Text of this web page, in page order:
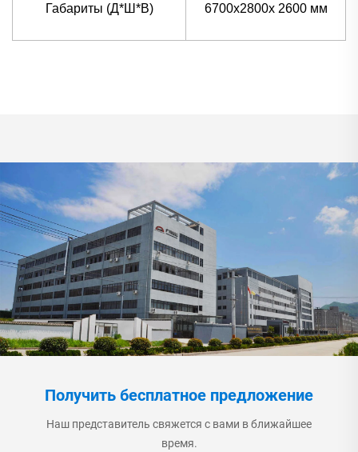
Габариты (Д*Ш*В) 6700x2800x 2600 мм
Получить бесплатное предложение
Наш представитель свяжется с вами в ближайшее
время.